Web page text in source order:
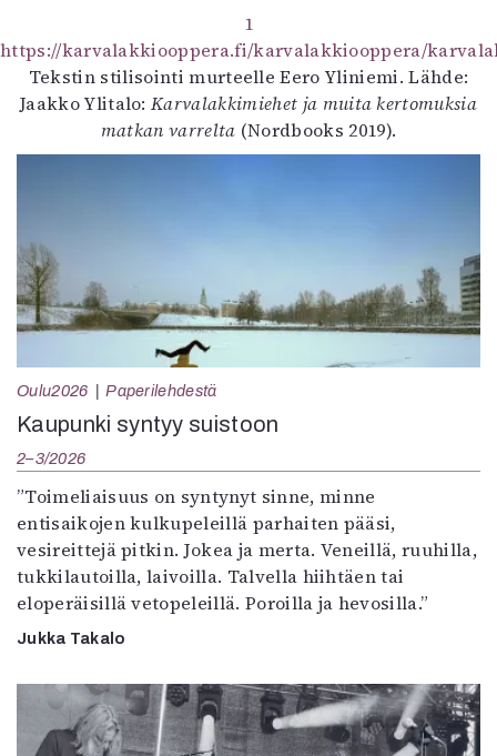
1
https://karvalakkiooppera.fi/karvalakkiooppera/
Tekstin stilisointi murteelle Eero Yliniemi. Lähde:
Jaakko Ylitalo:Karvalakkimiehet ja muita kertomuksia
matkan varrelta (Nordbooks 2019).
Oulu2026 Paperilehdestä
Kaupunki syntyy suistoon
2–3/2026
”Toimeliaisuus on syntynyt sinne, minne
entisaikojen kulkupeleillä parhaiten pääsi,
vesireittejä pitkin. Jokea ja merta. Veneillä, ruuhilla,
tukkilautoilla, laivoilla. Talvella hiihtäen tai
eloperäisillä vetopeleillä. Poroilla ja hevosilla.”
Jukka Takalo